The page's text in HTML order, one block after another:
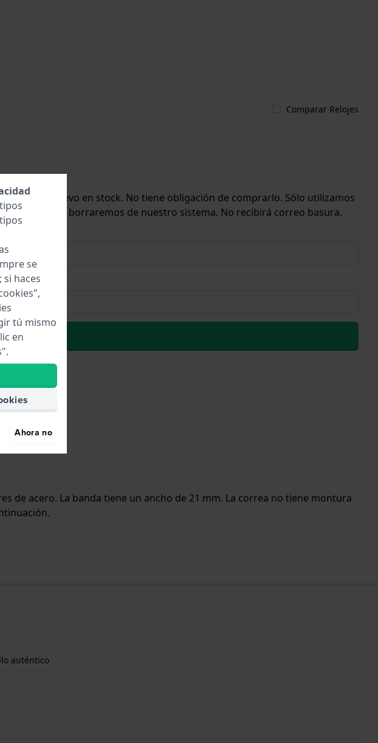
Comparar Relojes
de nuevo en stock. No tiene obligación de comprarlo. Sólo utilizamos
después, la borraremos de nuestro sistema. No recibirá correo basura.
de acero. La banda tiene un ancho de 21 mm. La correa no tiene montura
auténtico
se
haces
tú mismo
en
Ahora no